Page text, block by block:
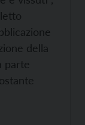
della
parte